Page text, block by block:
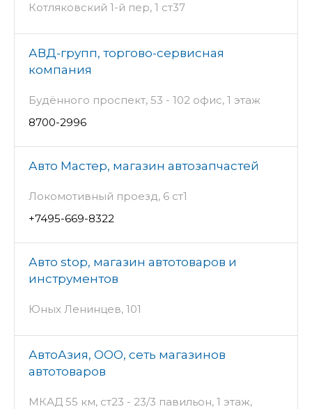
Котляковский 1-й пер, 1 ст37
АВД-групп, торгово-сервисная
компания
Будённого проспект, 53 - 102 офис, 1 этаж
8700-2996
Авто Мастер, магазин автозапчастей
Локомотивный проезд, 6 ст1
+7495-669-8322
Авто stop, магазин автотоваров и
инструментов
Юных Ленинцев, 101
АвтоАзия, ООО, сеть магазинов
автотоваров
МКАД 55 км, ст23 - 23/3 павильон, 1 этаж,